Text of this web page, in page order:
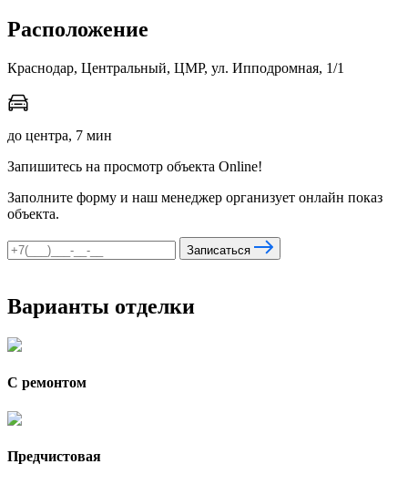
Расположение
Краснодар, Центральный, ЦМР, ул. Ипподромная, 1/1
до центра, 7 мин
Запишитесь на просмотр объекта Online!
Заполните форму и наш менеджер организует онлайн показ
объекта.
Записаться
Варианты отделки
С ремонтом
Предчистовая